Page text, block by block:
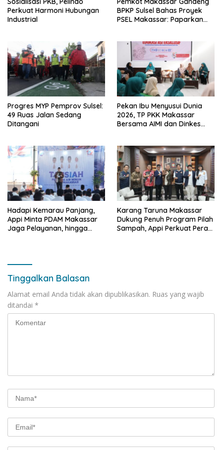
Perkuat Harmoni Hubungan
Industrial
BPKP Sulsel Bahas Proyek
PSEL Makassar: Paparkan
Progres MYP Pemprov Sulsel:
49 Ruas Jalan Sedang
Ditangani
Pekan Ibu Menyusui Dunia
2026, TP PKK Makassar
Bersama AIMI dan Dinkes
Hadapi Kemarau Panjang,
Appi Minta PDAM Makassar
Jaga Pelayanan, hingga
Karang Taruna Makassar
Dukung Penuh Program Pilah
Sampah, Appi Perkuat Peran
Tinggalkan Balasan
Alamat email Anda tidak akan dipublikasikan. Ruas yang wajib
ditandai *